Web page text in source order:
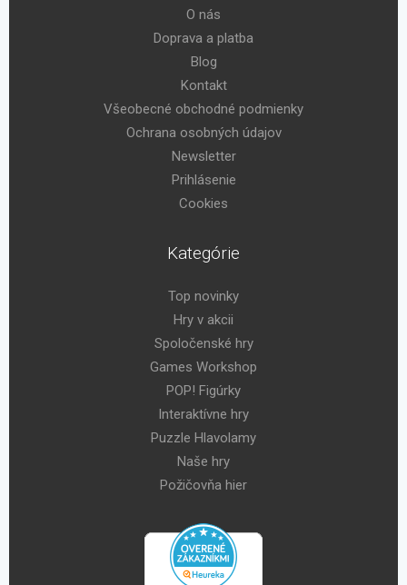
O nás
Doprava a platba
Blog
Kontakt
Všeobecné obchodné podmienky
Ochrana osobných údajov
Newsletter
Prihlásenie
Cookies
Kategórie
Top novinky
Hry v akcii
Spoločenské hry
Games Workshop
POP! Figúrky
Interaktívne hry
Puzzle Hlavolamy
Naše hry
Požičovňa hier